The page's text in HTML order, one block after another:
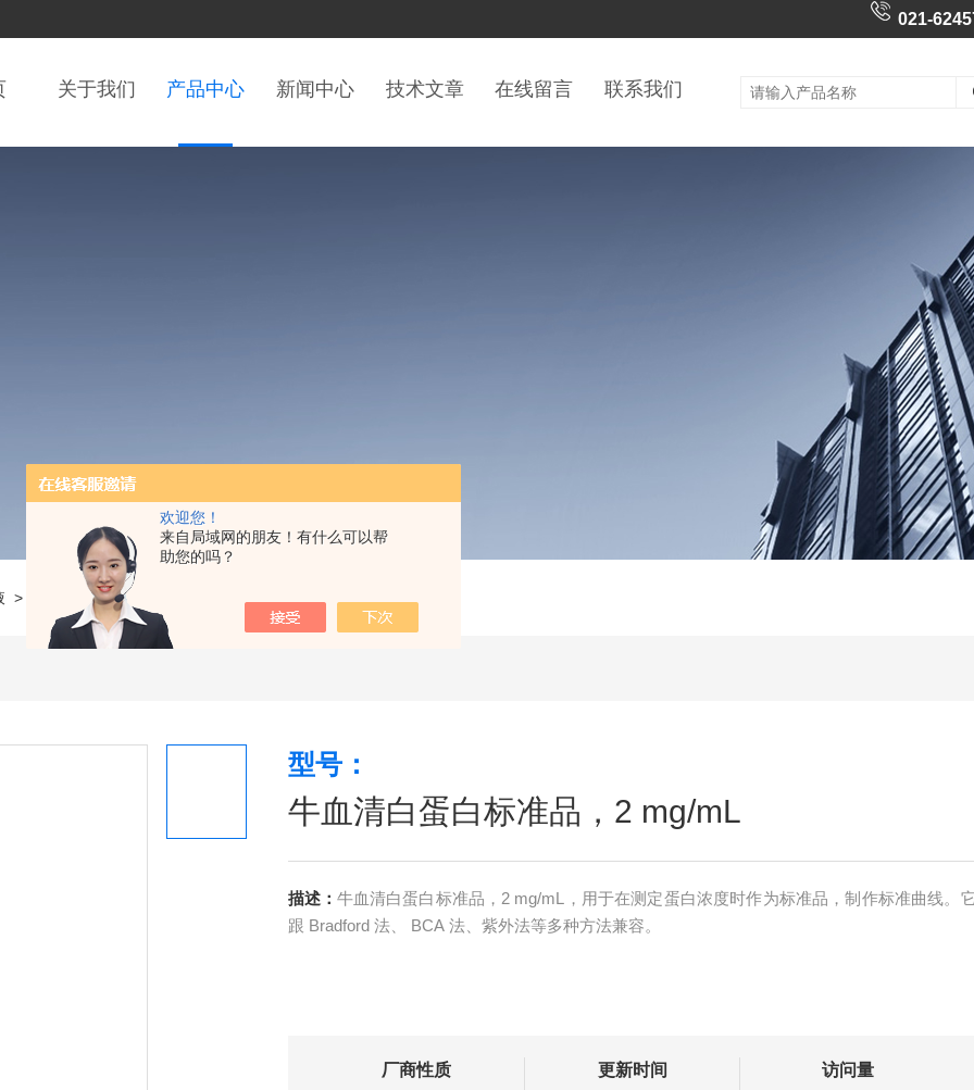
欢迎您！
来自局域网的朋友！有什么可以帮
助您的吗？
021-
关于我们 产品中心 新闻中心 技术文章 在线留言 联系我们
> 牛血清白蛋白标准品，2 mg/mL
型号：
牛血清白蛋白标准品，2 mg/mL
描述： 牛血清白蛋白标准品，2 mg/mL，用于在测定蛋白浓度时作为标准品，制作标准曲线。
跟 Bradford 法、 BCA 法、紫外法等多种方法兼容。
厂商性质 更新时间 访问量